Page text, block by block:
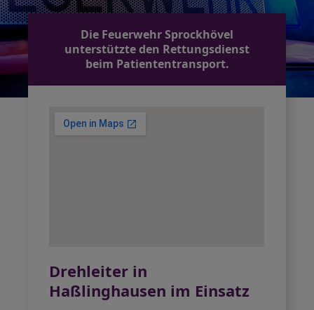
Die Feuerwehr Sprockhövel
unterstützte den Rettungsdienst
beim Patiententransport.
Drehleiter in
Haßlinghausen im Einsatz